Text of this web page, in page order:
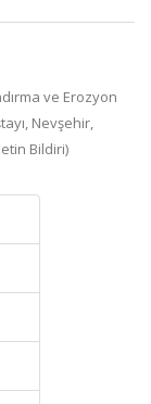
ve Erozyon
Nevşehir,
Bildiri)